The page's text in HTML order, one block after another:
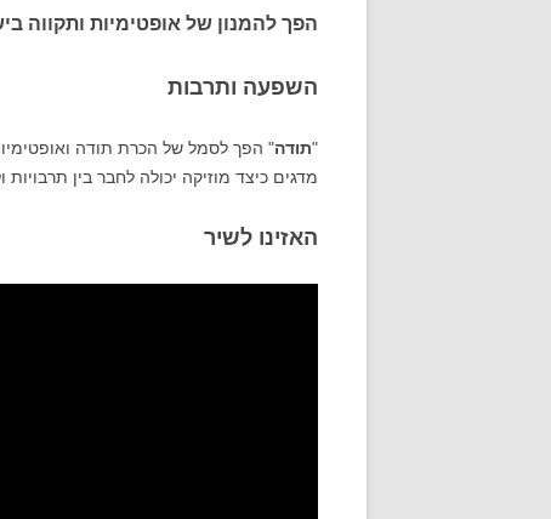
הפך להמנון של אופטימיות ותקווה
השפעה ותרבות
"תודה" הפך לסמל של הכרת תודה
מדגים כיצד מוזיקה יכולה לחבר בין תרבויות
האזינו לשיר